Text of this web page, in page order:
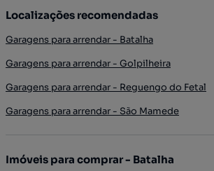
Localizações recomendadas
Garagens para arrendar - Batalha
Garagens para arrendar - Golpilheira
Garagens para arrendar - Reguengo do Fetal
Garagens para arrendar - São Mamede
Imóveis para comprar - Batalha